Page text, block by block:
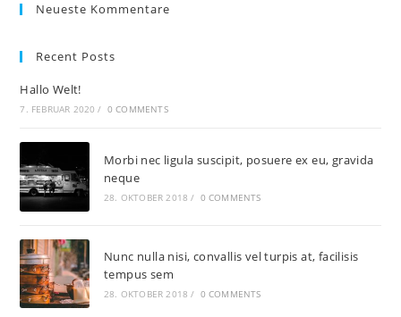
Neueste Kommentare
Recent Posts
Hallo Welt!
7. FEBRUAR 2020 / 0 COMMENTS
Morbi nec ligula suscipit, posuere ex eu, gravida
neque
28. OKTOBER 2018 / 0 COMMENTS
Nunc nulla nisi, convallis vel turpis at, facilisis
tempus sem
28. OKTOBER 2018 / 0 COMMENTS